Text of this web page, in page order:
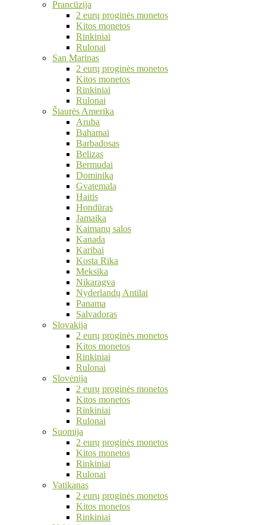
Prancūzija
2 eurų proginės monetos
Kitos monetos
Rinkiniai
Rulonai
San Marinas
2 eurų proginės monetos
Kitos monetos
Rinkiniai
Rulonai
Šiaurės Amerika
Aruba
Bahamai
Barbadosas
Belizas
Bermudai
Dominika
Gvatemala
Haitis
Hondūras
Jamaika
Kaimanų salos
Kanada
Karibai
Kosta Rika
Meksika
Nikaragva
Nyderlandų Antilai
Panama
Salvadoras
Slovakija
2 eurų proginės monetos
Kitos monetos
Rinkiniai
Rulonai
Slovėnija
2 eurų proginės monetos
Kitos monetos
Rinkiniai
Rulonai
Suomija
2 eurų proginės monetos
Kitos monetos
Rinkiniai
Rulonai
Vatikanas
2 eurų proginės monetos
Kitos monetos
Rinkiniai